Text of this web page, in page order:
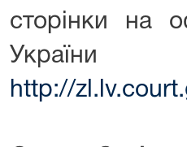
сторінки на
України
http://